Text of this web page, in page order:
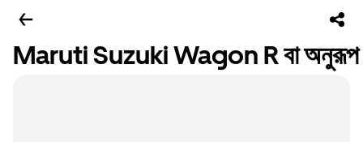
Maruti Suzuki Wagon R বা অনুরূপ